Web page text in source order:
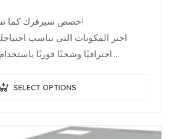
خصص سيرفرك كما تشاء، ودع الباقي علينا!
اختر المكونات التي تناسب
احترافيًا وشحنًا فوريًا باستخدام مخزون محدث دوريًا.
SELECT OPTIONS